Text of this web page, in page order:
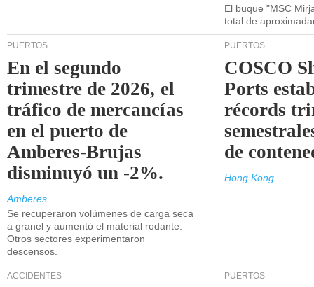
El buque "MSC
total de
PUERTOS
En el segundo
trimestre de 2026, el
tráfico de mercancías
en el puerto de
Amberes-Brujas
disminuyó un -2%.
Amberes
Se recuperaron volúmenes de carga seca
a granel y aumentó el material rodante.
Otros sectores experimentaron
descensos.
PUERTOS
COSCO
Ports
récords
de
Hong Kong
ACCIDENTES PUERTOS